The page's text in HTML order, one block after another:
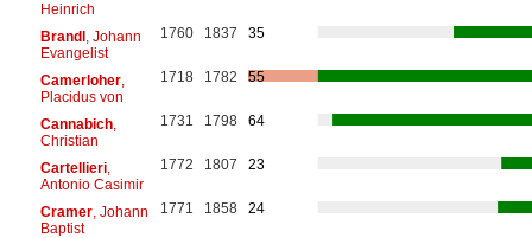
Heinrich
Brandl, Johann
Evangelist
1760 1837 35
Camerloher,
Placidus von
1718 1782 55
Cannabich,
Christian
1731 1798 64
Cartellieri,
Antonio Casimir
1772 1807 23
Cramer, Johann
Baptist
1771 1858 24